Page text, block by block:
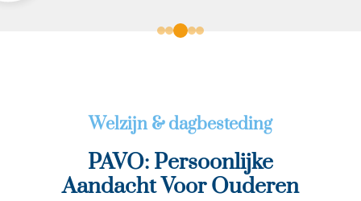
Welzijn & dagbesteding
PAVO: Persoonlijke
Aandacht Voor Ouderen